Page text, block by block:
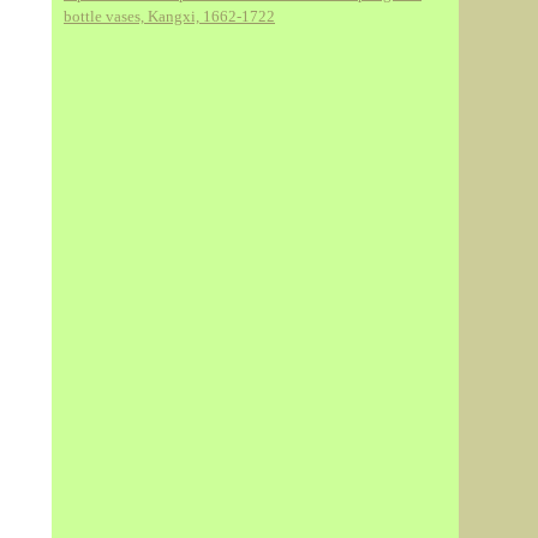
bottle vases, Kangxi, 1662-1722